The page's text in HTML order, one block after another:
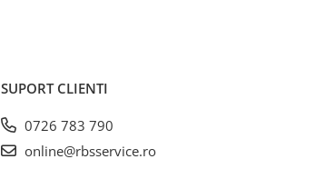
SUPORT CLIENTI
0726 783 790
online@rbsservice.ro